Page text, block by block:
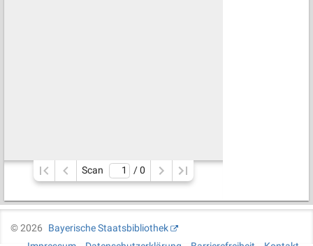
Scan / 0
©2026
Bayerische Staatsbibliothek